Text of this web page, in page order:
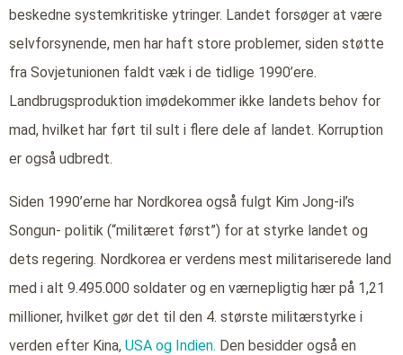
beskedne systemkritiske ytringer. Landet forsøger at være
selvforsynende, men har haft store problemer, siden støtte
fra Sovjetunionen faldt væk i de tidlige 1990’ere.
Landbrugsproduktion imødekommer ikke landets behov for
mad, hvilket har ført til sult i flere dele af landet. Korruption
er også udbredt.
Siden 1990’erne har Nordkorea også fulgt Kim Jong-il’s
Songun- politik (“militæret først”) for at styrke landet og
dets regering. Nordkorea er verdens mest militariserede land
med i alt 9.495.000 soldater og en værnepligtig hær på 1,21
millioner, hvilket gør det til den 4. største militærstyrke i
verden efter Kina, USA og Indien. Den besidder også en